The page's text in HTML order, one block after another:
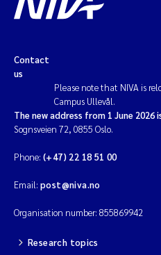
Marc Anglès d'Auriac
Jonas Persson
Isabel Seifert-Dähnn
Contact
us
Please note that NIVA is
Campus Ullevål.
The new address from 1 June 2026
Sognsveien 72, 0855 Oslo.
Phone: (+47) 22 18 51 00
Email: post@niva.no
Organisation number: 855869942
Research topics